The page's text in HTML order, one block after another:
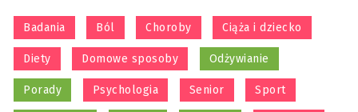
Badania Ból Choroby Ciąża i dziecko
Diety Domowe sposoby Odżywianie
Porady Psychologia Senior Sport